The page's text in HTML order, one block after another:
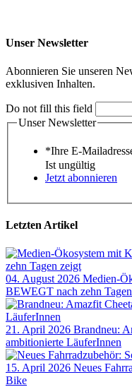
Unser Newsletter
Abonnieren Sie unseren
exklusiven Inhalten.
Do not fill this field
Unser Newsletter
*Ihre E-
Ist ungültig
Jetzt abonnieren
Letzten Artikel
04. August 2026 Medien-
BEWEGT nach zehn
21. April 2026 Brandneu:
ambitionierte LäuferInnen
15. April 2026 Neues
Bike